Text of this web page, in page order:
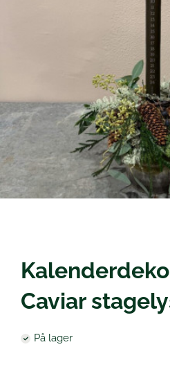
Vin
Øl
Caviar
På lager